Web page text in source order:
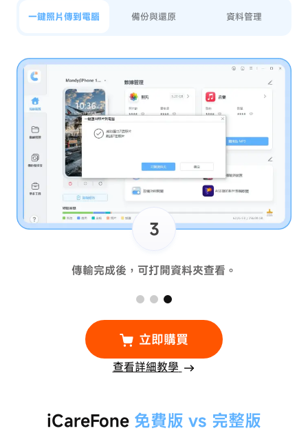
一鍵照片傳到電腦 備份與還原 資料管理
1
至電腦，點擊「匯出照片」按鈕。
立即購買
查看詳細教學
iCareFone 免費版 vs 完整版